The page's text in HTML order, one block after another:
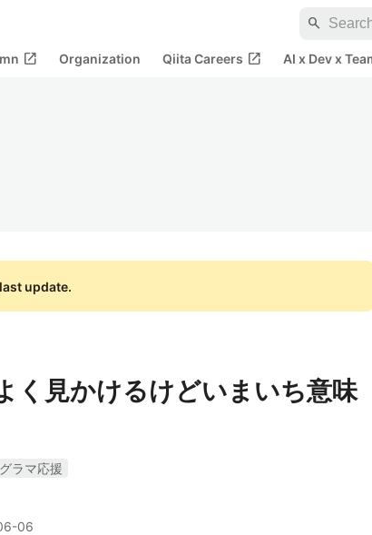
search
open_in_new Organization Qiita Careers open_in_new AI x Dev x
update.
く見かけるけどいまいち意味
ラマ応援
06